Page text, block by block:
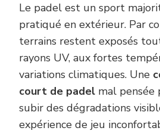
Le padel est un sport
pratiqué en extérieur. Par
terrains restent exposés
rayons UV, aux fortes
variations climatiques. Une
court de padel mal
subir des dégradations
expérience de jeu